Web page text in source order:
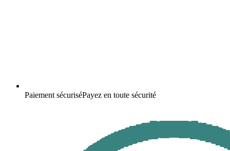
Paiement sécuriséPayez en toute sécurité